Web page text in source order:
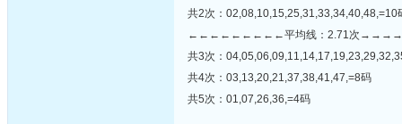
共2次：02,08,10,15,25,31,33,34,40,48,=10
←←←←←←←←←平均线：2.71次
共3次：
共4次：03,13,20,21,37,38,41,47,=8码
共5次：01,07,26,36,=4码